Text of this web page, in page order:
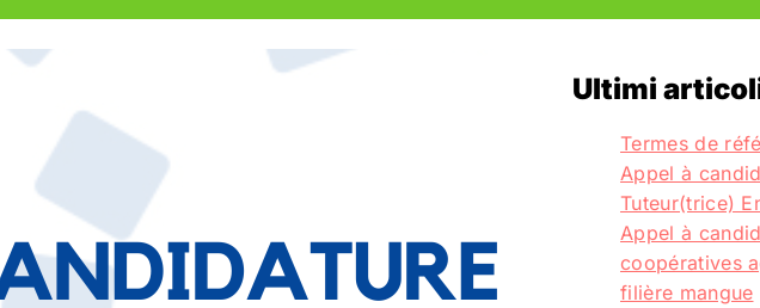
Ultimi
Termes de
Appel à
Tuteur(trice)
Appel à
coopératives
filière mangue